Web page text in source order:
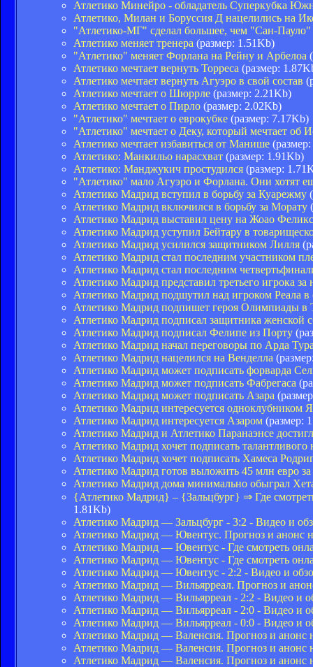
Атлетико Минейро - обладатель Суперкубка
Атлетико, Милан и Боруссия Д нацелились на
"Атлетико-МГ" сделал большее, чем "Сан-
Атлетико меняет тренера (размер: 1.51Kb)
"Атлетико" меняет Форлана на Рейну и Арбелоа
Атлетико мечтает вернуть Торреса (размер:
Атлетико мечтает вернуть Агуэро в свой состав
Атлетико мечтает о Шюррле (размер: 2.21Kb)
Атлетико мечтает о Пирло (размер: 2.02Kb)
"Атлетико" мечтает о еврокубке (размер: 7.17Kb)
"Атлетико" мечтает о Деку, который мечтает об
Атлетико мечтает избавиться от Манише
Атлетико: Манкильо нарасхват (размер: 1.91Kb)
Атлетико: Манджукич простудился (размер:
"Атлетико" мало Агуэро и Форлана. Они хотят
Атлетико Мадрид вступил в борьбу за Куарежму
Атлетико Мадрид включился в борьбу за Морату
Атлетико Мадрид выставил цену на Жоао
Атлетико Мадрид уступил Бейтару в
Атлетико Мадрид усилился защитником Лилля
Атлетико Мадрид стал последним участником
Атлетико Мадрид стал последним
Атлетико Мадрид представил третьего игрока за
Атлетико Мадрид подшутил над игроком Реала в
Атлетико Мадрид подпишет героя Олимпиады в
Атлетико Мадрид подписал защитника женской
Атлетико Мадрид подписал Фелипе из Порту
Атлетико Мадрид начал переговоры по Арда
Атлетико Мадрид нацелился на Венделла
Атлетико Мадрид может подписать форварда
Атлетико Мадрид может подписать Фабрегаса
Атлетико Мадрид может подписать Азара
Атлетико Мадрид интересуется одноклубником
Атлетико Мадрид интересуется Азаром (размер:
Атлетико Мадрид и Атлетико Паранаэнсе
Атлетико Мадрид хочет подписать
Атлетико Мадрид хочет подписать Хамеса
Атлетико Мадрид готов выложить 45 млн евро
Атлетико Мадрид дома минимально обыграл
{Атлетико Мадрид} – {Зальцбург} ⇒ Где
1.81Kb)
Атлетико Мадрид — Зальцбург - 3:2 - Видео и
Атлетико Мадрид — Ювентус. Прогноз и анонс
Атлетико Мадрид — Ювентус - Где смотреть
Атлетико Мадрид — Ювентус - Где смотреть
Атлетико Мадрид — Ювентус - 2:2 - Видео и
Атлетико Мадрид — Вильярреал. Прогноз и
Атлетико Мадрид — Вильярреал - 2:2 - Видео и
Атлетико Мадрид — Вильярреал - 2:0 - Видео и
Атлетико Мадрид — Вильярреал - 0:0 - Видео и
Атлетико Мадрид — Валенсия. Прогноз и анонс
Атлетико Мадрид — Валенсия. Прогноз и анонс
Атлетико Мадрид — Валенсия. Прогноз и анонс